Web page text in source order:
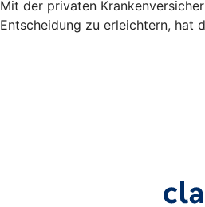
Mit der privaten
Entscheidung zu erleichtern, hat